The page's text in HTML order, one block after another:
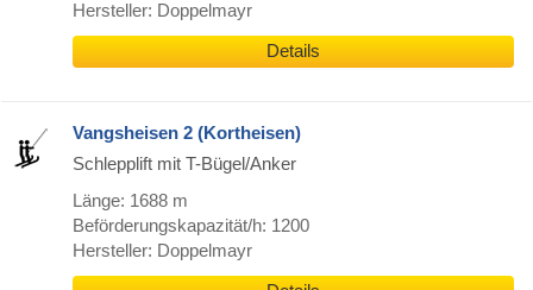
Hersteller: Doppelmayr
Details
Vangsheisen 2 (Kortheisen)
Schlepplift mit T-Bügel/Anker
Länge: 1688 m
Beförderungskapazität/h: 1200
Hersteller: Doppelmayr